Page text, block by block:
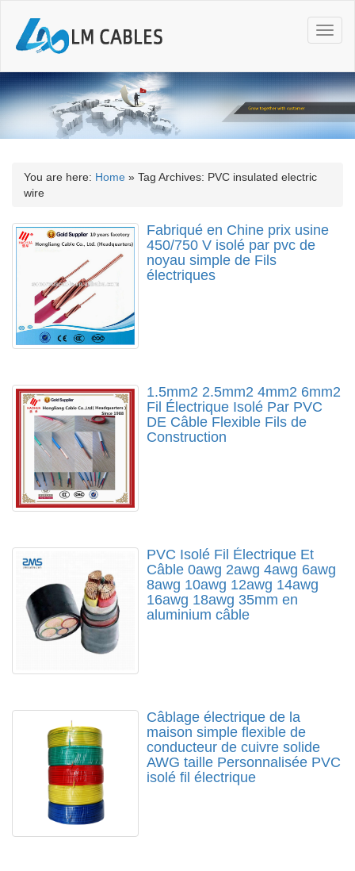
T
o
g
l
n
a
i
You are here: Home » Tag Archives: PVC insulated electric
wire
Fabriqué en Chine prix usine
450/750 V isolé par pvc de
noyau simple de Fils
électriques
1.5mm2 2.5mm2 4mm2 6mm2
Fil Électrique Isolé Par PVC
DE Câble Flexible Fils de
Construction
PVC Isolé Fil Électrique Et
Câble 0awg 2awg 4awg 6awg
8awg 10awg 12awg 14awg
16awg 18awg 35mm en
aluminium câble
Câblage électrique de la
maison simple flexible de
conducteur de cuivre solide
AWG taille Personnalisée PVC
isolé fil électrique